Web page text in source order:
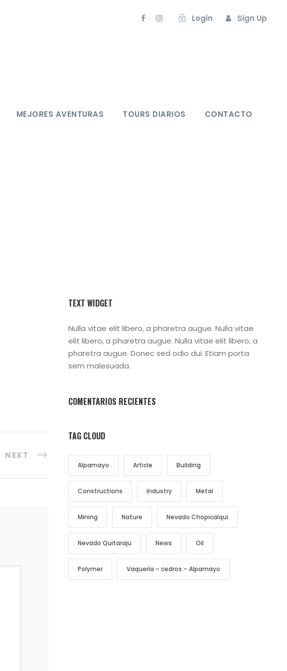
Login Sign Up
MEJORES AVENTURAS TOURS DIARIOS CONTACTO
NEXT
TEXT WIDGET
Nulla vitae elit libero, a pharetra augue. Nulla vitae
elit libero, a pharetra augue. Nulla vitae elit libero, a
pharetra augue. Donec sed odio dui. Etiam porta
sem malesuada.
COMENTARIOS RECIENTES
TAG CLOUD
Alpamayo Article Building
Constructions Industry Metal
Mining Nature Nevado Chopicalqui
Nevado Quitaraju News Oil
Polymer Vaquería – cedros – Alpamayo